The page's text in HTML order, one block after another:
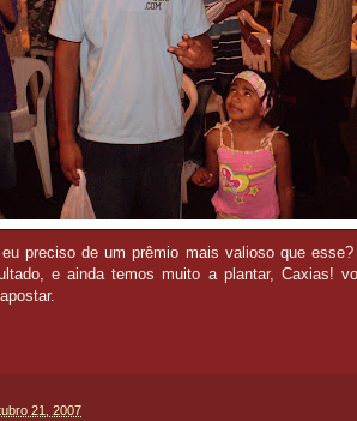
preciso de um prêmio mais valioso que
e ainda temos muito a plantar, Caxias!
21, 2007